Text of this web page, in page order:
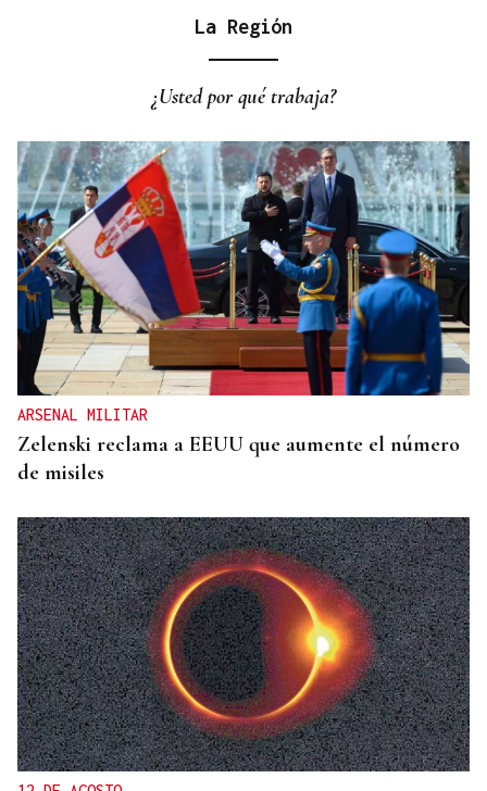
enoturística junto a Expourense
La Región
¿Usted por qué trabaja?
ARSENAL MILITAR
Zelenski reclama a EEUU que aumente el número
de misiles